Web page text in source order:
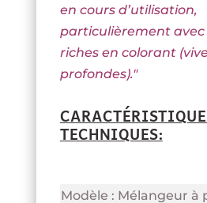
en cours d’utilisation,
particulièrement avec
riches en colorant
profondes)."
TECHNIQUES:
Modèle : Mélangeur à